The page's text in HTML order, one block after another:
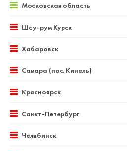
Московская область
Шоу-рум Курск
Хабаровск
Самара (пос. Кинель)
Красноярск
Санкт-Петербург
Челябинск